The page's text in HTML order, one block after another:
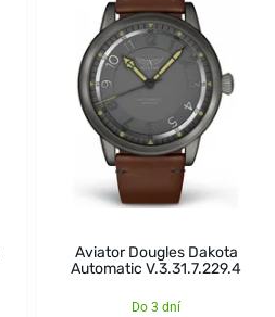
Aviator Dougles Dakota
Automatic V.3.31.7.229.4
Do 3 dní